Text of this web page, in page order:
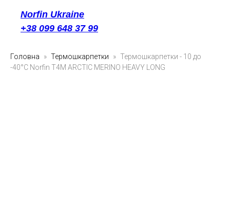
Norfin Ukraine
+38 099 648 37 99
Головна Термошкарпетки
Термошкарпетки - 10 до
-40°C Norfin T4M ARCTIC MERINO HEAVY LONG